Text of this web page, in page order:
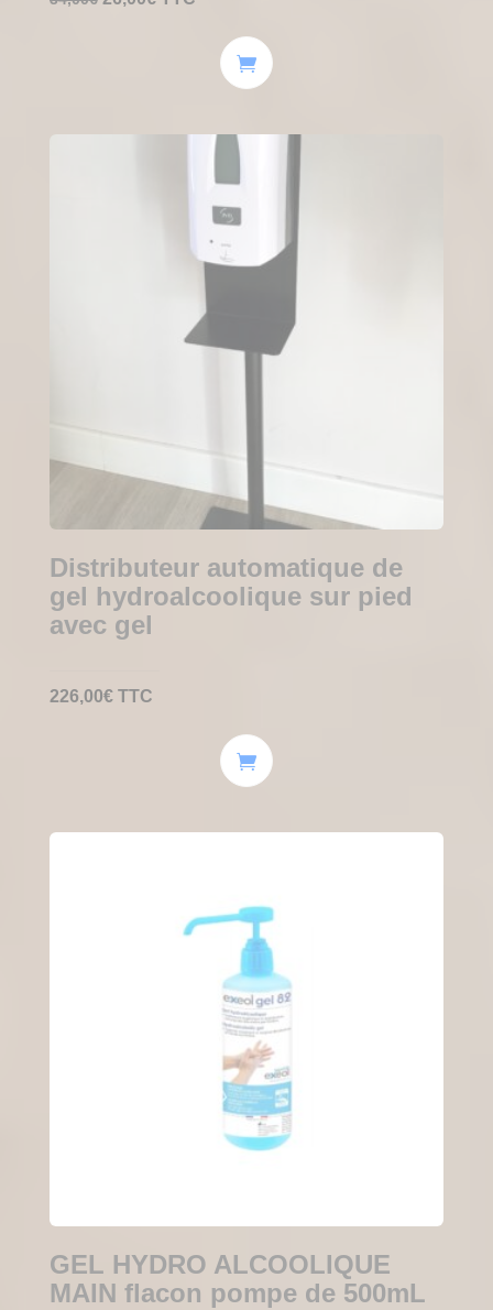
Distributeur automatique de
gel hydroalcoolique sur pied
avec gel
226,00€ TTC
GEL HYDRO ALCOOLIQUE
MAIN flacon pompe de 500mL